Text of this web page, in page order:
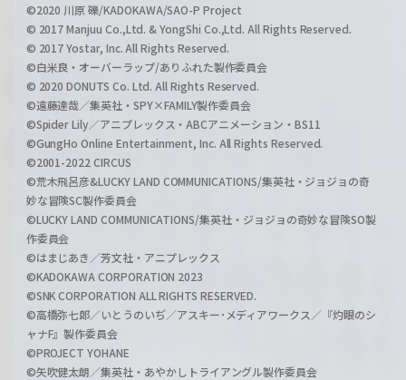
©2020 川原 礫/KADOKAWA/SAO-P Project
© 2017 Manjuu Co.,Ltd. & YongShi Co.,Ltd. All Rights Reserved.
© 2017 Yostar, Inc. All Rights Reserved.
©白米良・オーバーラップ/ありふれた製作委員会
© 2020 DONUTS Co. Ltd. All Rights Reserved.
©遠藤達哉／集英社・SPY×FAMILY製作委員会
©Spider Lily／アニプレックス・ABCアニメーション・BS11
©GungHo Online Entertainment, Inc. All Rights Reserved.
©2001-2022 CIRCUS
©荒木飛呂彦&LUCKY LAND COMMUNICATIONS/集英社・ジョジョの奇
妙な冒険SC製作委員会
©LUCKY LAND COMMUNICATIONS/集英社・ジョジョの奇妙な冒険SO製
作委員会
©はまじあき／芳文社・アニプレックス
©KADOKAWA CORPORATION 2023
©SNK CORPORATION ALL RIGHTS RESERVED.
©高橋弥七郎／いとうのいぢ／アスキー･メディアワークス／『灼眼のシ
ャナF』製作委員会
©PROJECT YOHANE
©矢吹健太朗／集英社・あやかしトライアングル製作委員会